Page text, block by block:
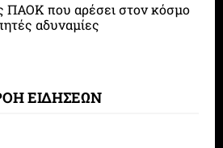
ΠΑΟΚ που αρέσει στον κόσμο
αδυναμίες
ΕΙΔΗΣΕΩΝ